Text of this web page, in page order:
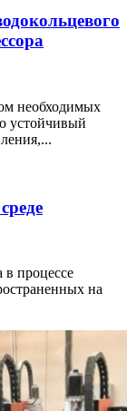
необходимых
устойчивый
в процессе
на